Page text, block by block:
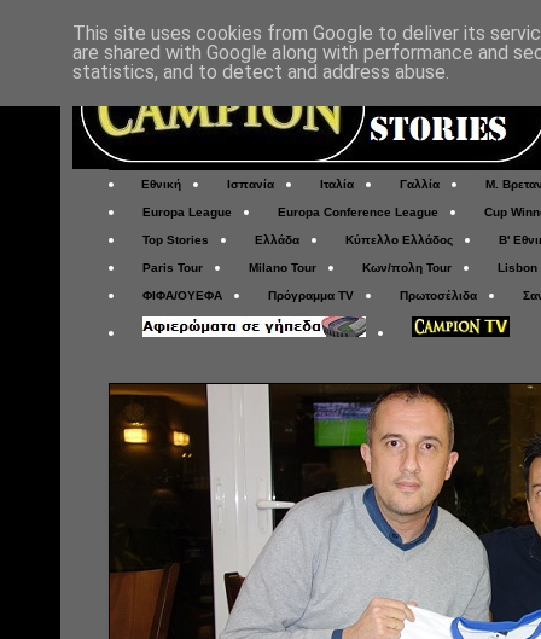
Εθνική Ισπανία Ιταλία Γαλλία Μ.
Europa League Europa Conference League Cup
Top Stories Ελλάδα Κύπελλο Ελλάδος Β'
Paris Tour Milano Tour Κων/πολη Tour Lisbon
ΦΙΦΑ/ΟΥΕΦΑ Πρόγραμμα TV Πρωτοσέλιδα
This site uses cookies from Google to deliver its
are shared with Google along with performance and
statistics, and to detect and address abuse.